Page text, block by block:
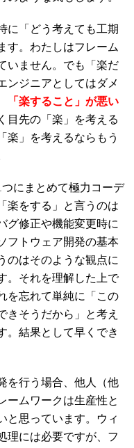
に「どう考えても工期
す。わたしはフレーム
いません。でも「楽だ
ンジニアとしてはダメ
「楽すること」が悪い
目先の「楽」を考える
楽」を考えるならもう
にまとめて極力コーデ
楽をする」と言うのは
グ修正や機能変更時に
フトウェア開発の基本
のはそのような観点に
。それを理解した上で
を忘れて単純に「この
きそうだから」と考え
。結果として早くでき
を行う場合、他人（他
ームワークは生産性と
と思っています。ウィ
理には必要ですが、フ